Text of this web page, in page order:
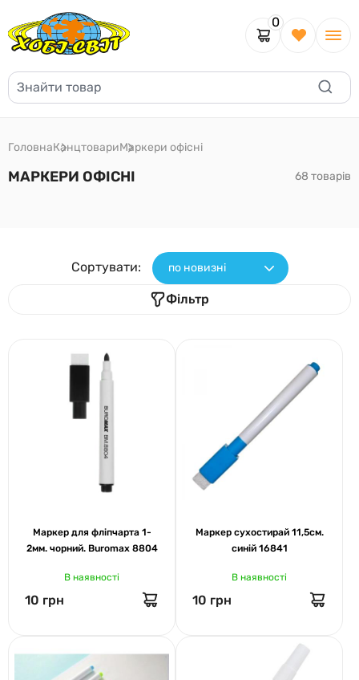
0
ГоловнаКанцтовариМаркери офісні
МАРКЕРИ ОФІСНІ 68 товарів
Сортувати: по новизні
Фільтр
Маркер для фліпчарта 1-
2мм. чорний. Buromax 8804
В наявності
10 грн
Маркер сухостирай 11,5см.
синій 16841
В наявності
10 грн